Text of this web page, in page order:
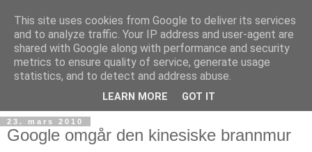
Teknologinyheter
23. mars 2010
Google omgår den kinesiske brannmur
This site uses cookies from Google to deliver its services
and to analyze traffic. Your IP address and user-agent are
shared with Google along with performance and security
metrics to ensure quality of service, generate usage
statistics, and to detect and address abuse.
LEARN MORE GOT IT